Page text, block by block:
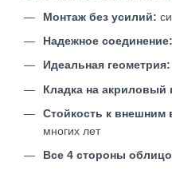
Монтаж без усилий:
Надежное соединение:
Идеальная геометрия:
Кладка на акриловый
Стойкость к внешним
многих лет
Все 4 стороны